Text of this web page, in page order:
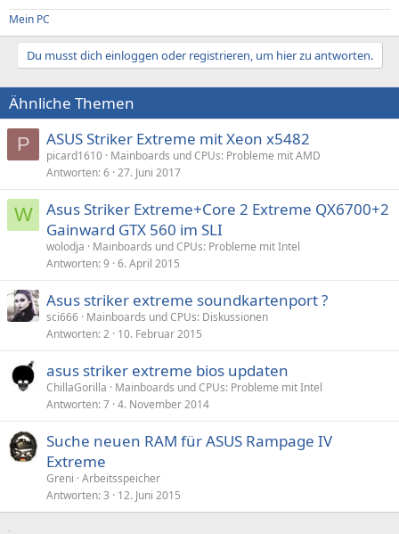
Mein PC
Du musst dich einloggen oder registrieren, um hier zu antworten.
Ähnliche Themen
P ASUS Striker Extreme mit Xeon x5482
picard1610 Mainboards und CPUs: Probleme mit AMD
Antworten 6 27. Juni 2017
W
Asus Striker Extreme+Core 2 Extreme QX6700+2
Gainward GTX 560 im SLI
wolodja
Mainboards und CPUs: Probleme mit Intel
Antworten 9 6. April 2015
Asus striker extreme soundkartenport ?
sci666 Mainboards und CPUs: Diskussionen
Antworten 2 10. Februar 2015
asus striker extreme bios updaten
ChillaGorilla
Mainboards und CPUs: Probleme mit Intel
Antworten 7 4. November 2014
Suche neuen RAM für ASUS Rampage IV
Extreme
Greni Arbeitsspeicher
Antworten 3 12. Juni 2015